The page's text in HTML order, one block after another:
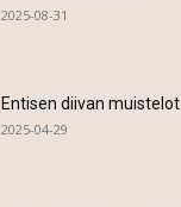
2025-08-31
Entisen diivan muistelot
2025-04-29